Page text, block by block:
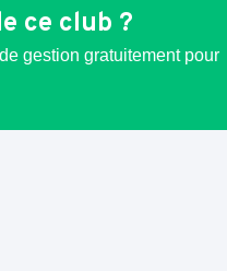
ce club ?
gestion gratuitement pour